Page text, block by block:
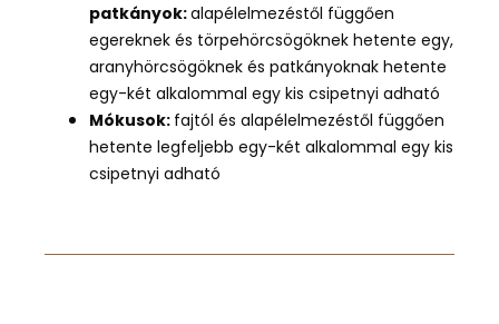
patkányok:alapélelmezéstől függően
egereknek és törpehörcsögöknek hetente egy,
aranyhörcsögöknek és patkányoknak hetente
egy-két alkalommal egy kis csipetnyi adható
Mókusok: fajtól és alapélelmezéstől függően
hetente legfeljebb egy-két alkalommal egy kis
csipetnyi adható